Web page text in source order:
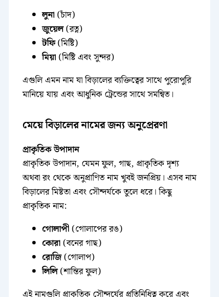
লুনা (চাঁদ)
জুয়েল(রত্ন)
টফি(মিষ্টি)
মিয়া (মিষ্টি এবং সুন্দর)
এগুলি এমন নাম যা বিড়ালের ব্যক্তিত্বের সাথে পুরোপুরি
মানিয়ে যায় এবং আধুনিক ট্রেন্ডের সাথে সমন্বিত।
মেয়ে বিড়ালের নামের জন্য অনুপ্রেরণা
প্রাকৃতিক উপাদান
প্রাকৃতিক উপাদান, যেমন ফুল, গাছ, প্রাকৃতিক দৃশ্য
অথবা রং থেকে অনুপ্রাণিত নাম খুবই জনপ্রিয়। এসব নাম
বিড়ালের মিষ্টতা এবং সৌন্দর্যকে তুলে ধরে। কিছু
প্রাকৃতিক নাম:
গোলাপী (গোলাপের রঙ)
কোরা (বনের গাছ)
রোজি(গোলাপ)
লিলি(শান্তির ফুল)
এই নামগুলি প্রাকৃতিক সৌন্দর্যের প্রতিনিধিত্ব করে এবং